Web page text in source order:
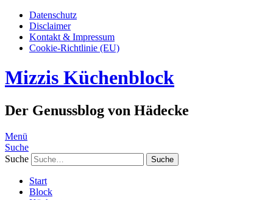
Datenschutz
Disclaimer
Kontakt & Impressum
Cookie-Richtlinie (EU)
Mizzis Küchenblock
Der Genussblog von Hädecke
Menü
Suche
Suche
Start
Block